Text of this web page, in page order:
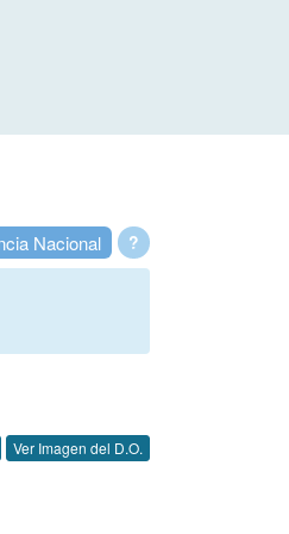
?
Nacional
Ver Imagen del D.O.